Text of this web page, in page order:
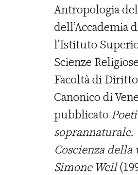
Antropologia
dell’Accademia
l’Istituto
Scienze
Facoltà di Diritto
Canonico di
pubblicato
soprannaturale.
Coscienza della
Simone Weil